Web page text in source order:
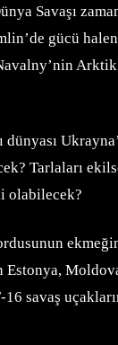
Savaşı
gücü
Tarlaları
olabilecek?